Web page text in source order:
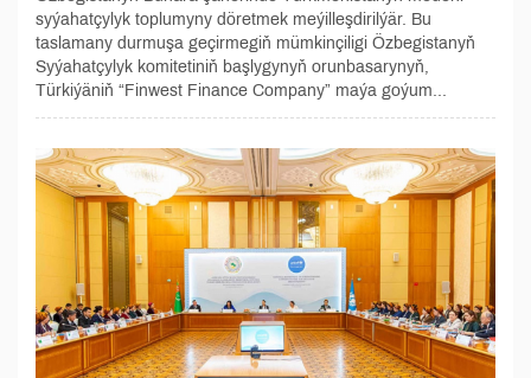
syýahatçylyk toplumyny döretmek meýilleşdirilýär. Bu
taslamany durmuşa geçirmegiň mümkinçiligi Özbegistanyň
Syýahatçylyk komitetiniň başlygynyň orunbasarynyň,
Türkiýäniň “Finwest Finance Company” maýa goýum...